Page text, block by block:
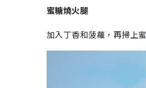
蜜糖燒火腿
加入丁香和菠蘿，再掃上